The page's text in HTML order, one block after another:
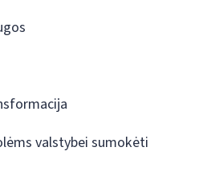
valstybei sumokėti